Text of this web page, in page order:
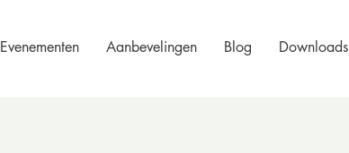
Evenementen Aanbevelingen Blog Downloads